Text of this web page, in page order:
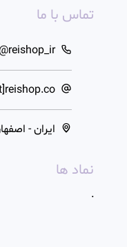
تماس با ما
Telegram: @reishop_ir
ایران -
نماد ها
.